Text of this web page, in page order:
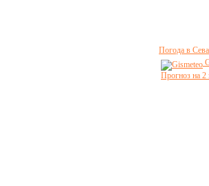
Погода в
Прогноз на 2